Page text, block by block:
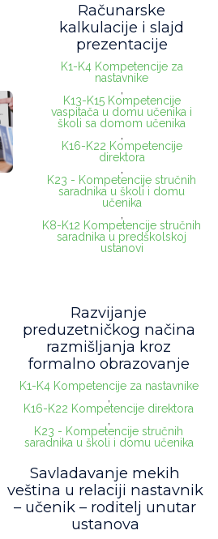
Računarske
kalkulacije i slajd
prezentacije
K1-K4 Kompetencije za
nastavnike
,
K13-K15 Kompetencije
vaspitača u domu učenika i
školi sa domom učenika
,
K16-K22 Kompetencije
direktora
,
K23 - Kompetencije stručnih
saradnika u školi i domu
učenika
,
K8-K12 Kompetencije stručnih
saradnika u predškolskoj
ustanovi
Razvijanje
preduzetničkog načina
razmišljanja kroz
formalno obrazovanje
K1-K4 Kompetencije za nastavnike
,
K16-K22 Kompetencije direktora
,
K23 - Kompetencije stručnih
saradnika u školi i domu učenika
Savladavanje mekih
veština u relaciji nastavnik
– učenik – roditelj unutar
ustanova